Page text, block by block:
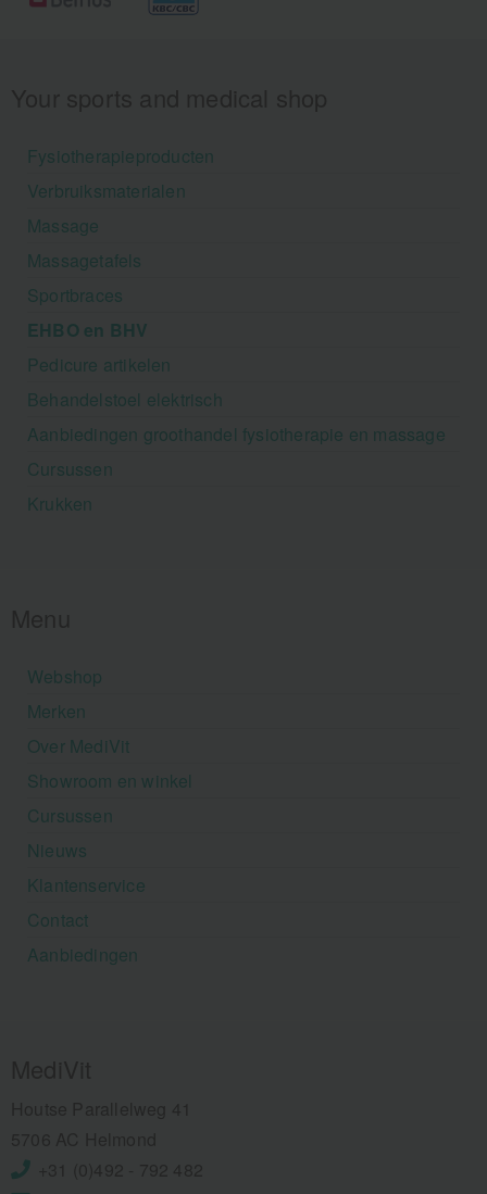
Fysiotherapieproducten
Verbruiksmaterialen
Massage
Massagetafels
Sportbraces
EHBO en BHV
Pedicure artikelen
Behandelstoel elektrisch
Aanbiedingen groothandel fysiotherapie en massage
Cursussen
Krukken
Webshop
Merken
Over MediVit
Showroom en winkel
Cursussen
Nieuws
Klantenservice
Contact
Aanbiedingen